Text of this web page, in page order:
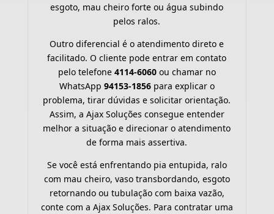
esgoto, mau cheiro forte ou água subindo
pelos ralos.
Outro diferencial é o atendimento direto e
facilitado. O cliente pode entrar em contato
pelo telefone 4114-6060ou chamar no
WhatsApp 94153-1856para explicar o
problema, tirar dúvidas e solicitar orientação.
Assim, a Ajax Soluções consegue entender
melhor a situação e direcionar o atendimento
de forma mais assertiva.
Se você está enfrentando pia entupida, ralo
com mau cheiro, vaso transbordando, esgoto
retornando ou tubulação com baixa vazão,
conte com a Ajax Soluções. Para contratar uma